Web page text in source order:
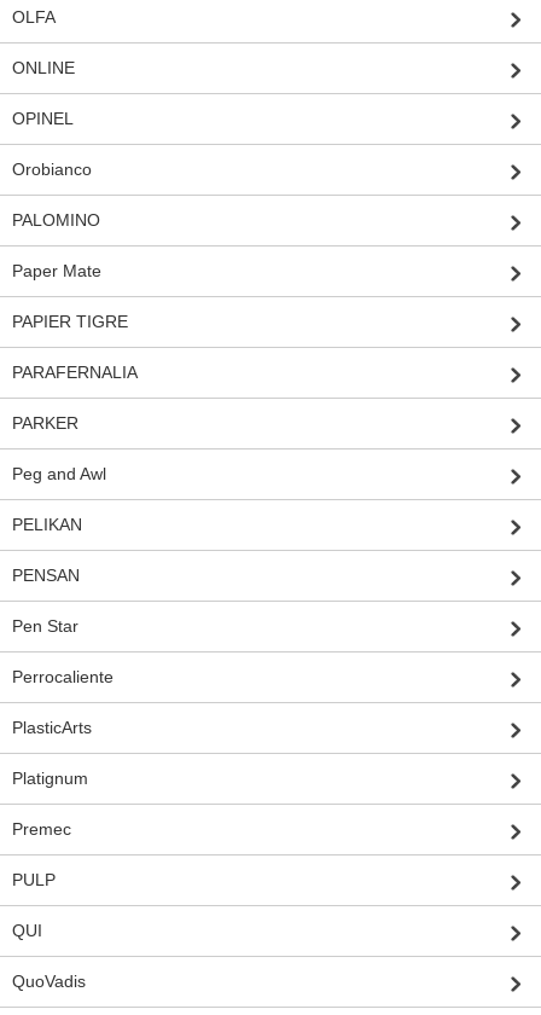
OLFA
ONLINE
OPINEL
Orobianco
PALOMINO
Paper Mate
PAPIER TIGRE
PARAFERNALIA
PARKER
Peg and Awl
PELIKAN
PENSAN
Pen Star
Perrocaliente
PlasticArts
Platignum
Premec
PULP
QUI
QuoVadis